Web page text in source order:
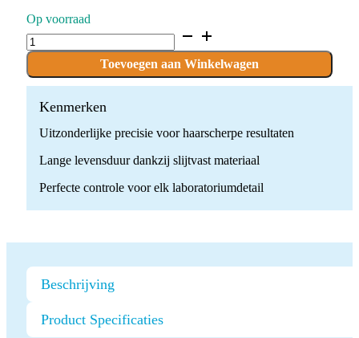
Op voorraad
D.863.025.HP
x
Boren
quantity
Toevoegen aan Winkelwagen
Kenmerken
Uitzonderlijke precisie voor haarscherpe resultaten
Lange levensduur dankzij slijtvast materiaal
Perfecte controle voor elk laboratoriumdetail
Beschrijving
Product Specificaties